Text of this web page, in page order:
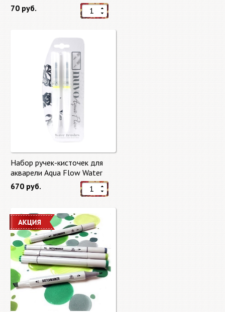
70 руб.
Набор ручек-кисточек для
акварели Aqua Flow Water
Brushes
670 руб.